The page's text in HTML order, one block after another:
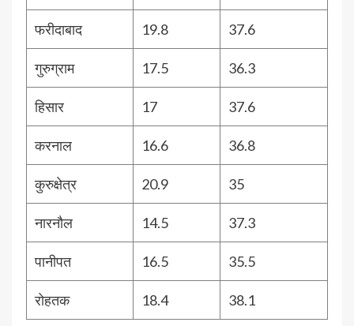
फरीदाबाद 19.8 37.6
गुरुग्राम 17.5 36.3
हिसार 17 37.6
करनाल 16.6 36.8
कुरुक्षेत्र 20.9 35
नारनौल 14.5 37.3
पानीपत 16.5 35.5
रोहतक 18.4 38.1